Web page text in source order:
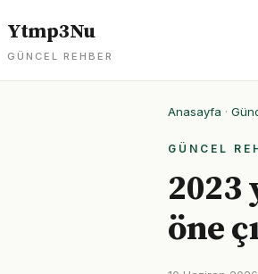
Ytmp3Nu
GÜNCEL REHBER
Anasayfa ·
GÜNCEL
2023
öne